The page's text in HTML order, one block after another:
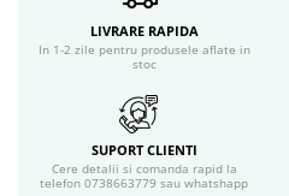
Accesorii machiaj
Igiena dentara
Ata dentara
LIVRARE RAPIDA
In 1-2 zile pentru produsele aflate in
stoc
SUPORT CLIENTI
Cere detalii si comanda rapid la
telefon 0738663779 sau whatshapp